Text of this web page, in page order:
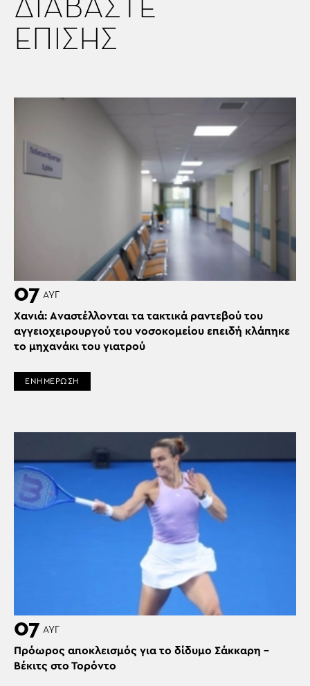
ΔΙΑΒΑΣΤΕ
ΕΠΙΣΗΣ
07 ΑΥΓ
Χανιά: Aναστέλλονται τα τακτικά ραντεβού του
αγγειοχειρουργού του νοσοκομείου επειδή κλάπηκε
το μηχανάκι του γιατρού
ΕΝΗΜΕΡΩΣΗ
07 ΑΥΓ
Πρόωρος αποκλεισμός για το δίδυμο Σάκκαρη –
Βέκιτς στο Τορόντο